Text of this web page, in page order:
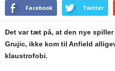
Facebook Twitter
Det var tæt på, at den nye
Grujic, ikke kom til Anfield
klaustrofobi.